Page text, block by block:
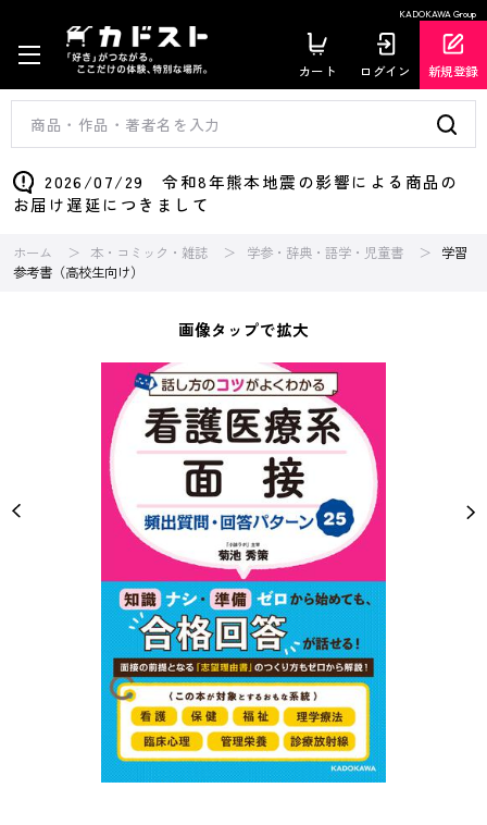
KADOKAWA Group
カート ログイン 新規登録
2026/07/29 令和8年熊本地震の影響による商品の
お届け遅延につきまして
ホーム 本・コミック・雑誌 学参・辞典・語学・児童書
学習
参考書（高校生向け）
画像タップで拡大